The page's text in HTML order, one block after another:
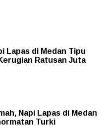
Lapas di Medan Tipu
Ratusan Juta
Napi Lapas di Medan
Turki